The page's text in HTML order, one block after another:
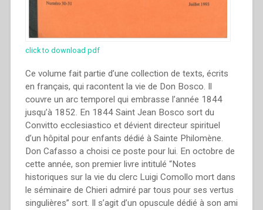
click to download pdf
Ce volume fait partie d’une collection de texts, écrits
en français, qui racontent la vie de Don Bosco. Il
couvre un arc temporel qui embrasse l’année 1844
jusqu’à 1852. En 1844 Saint Jean Bosco sort du
Convitto ecclesiastico et dévient directeur spirituel
d’un hôpital pour enfants dédié à Sainte Philomène.
Don Cafasso a choisi ce poste pour lui. En octobre de
cette année, son premier livre intitulé “Notes
historiques sur la vie du clerc Luigi Comollo mort dans
le séminaire de Chieri admiré par tous pour ses vertus
singulières” sort. Il s’agit d’un opuscule dédié à son ami